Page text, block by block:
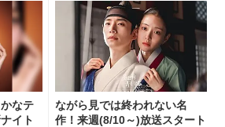
なテ
イト
ながら見では終われない名
作！来週(8/10～)放送スタート